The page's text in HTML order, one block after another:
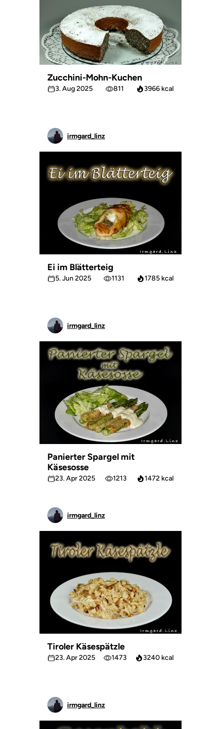
Zucchini-Mohn-Kuchen
3. Aug 2025 811 3966 kcal
irmgard_linz
Ei im Blätterteig
5. Jun 2025 1131 1785 kcal
irmgard_linz
Panierter Spargel mit
Käsesosse
23. Apr 2025 1213 1472 kcal
irmgard_linz
Tiroler Käsespätzle
23. Apr 2025 1473 3240 kcal
irmgard_linz